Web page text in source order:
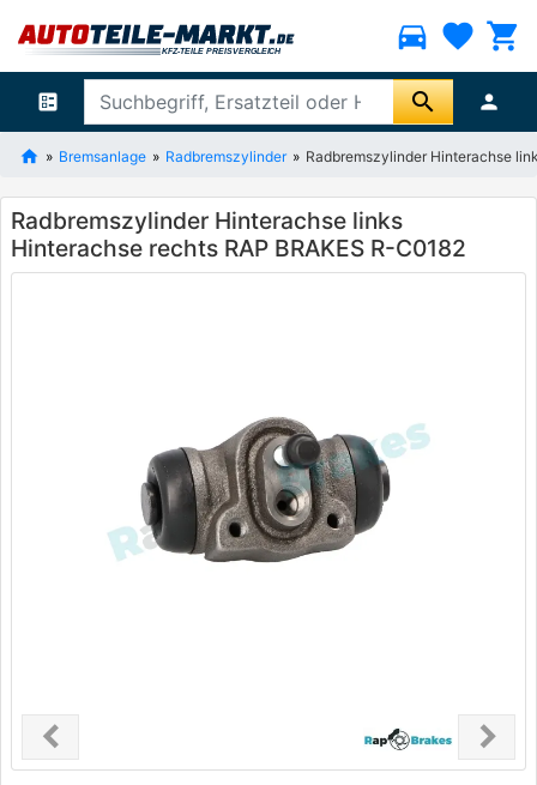
directions_car favorite shopping_cart
ballot search person
Bremsanlage Radbremszylinder Radbremszylinder Hinterachse
Radbremszylinder Hinterachse links
Hinterachse rechts RAP BRAKES R-C0182
chevron_leftPrevious chevron_right
Next